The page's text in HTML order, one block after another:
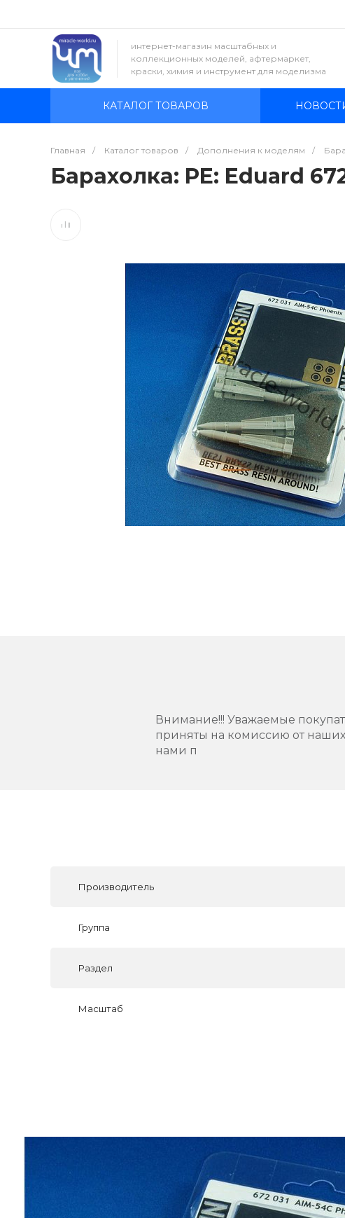
интернет-магазин масштабных и
коллекционных моделей, афтермаркет,
краски, химия и инструмент для моделизма
КАТАЛОГ ТОВАРОВ
Главная / Каталог товаров / Дополнения к моделям /
Барахолка: PE: Eduard
Внимание!!! Уважаемые
приняты на комиссию от наших
нами п
Производитель
Группа
Раздел
Масштаб